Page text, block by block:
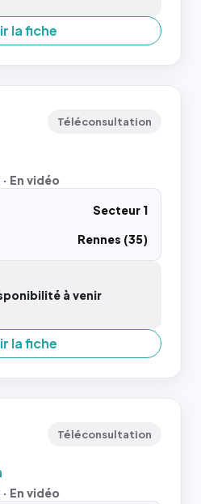
la fiche
Téléconsultation
En vidéo
Secteur 1
Rennes (35)
à venir
la fiche
Téléconsultation
En vidéo